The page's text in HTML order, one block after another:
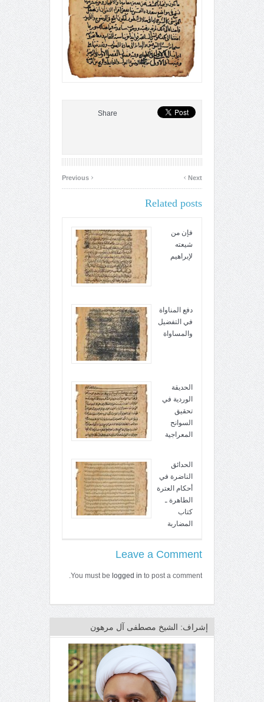
Share
‹ Next
›
Related posts
فإن من
شيعته
لإبراهيم
دفع المناواة
في التفضيل
والمساواة
الحديقة
الوردية في
تحقيق
السوانح
المعراجية
الحدائق
الناضرة في
أحكام العترة
الطاهرة ـ
كتاب
المضاربة
Leave a Comment
You must be logged in to post a comment.
إشراف: الشيخ مصطفى آل مرهون